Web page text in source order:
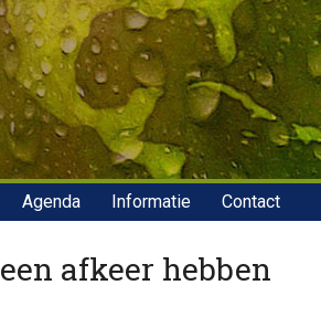
Agenda Informatie Contact
afkeer hebben